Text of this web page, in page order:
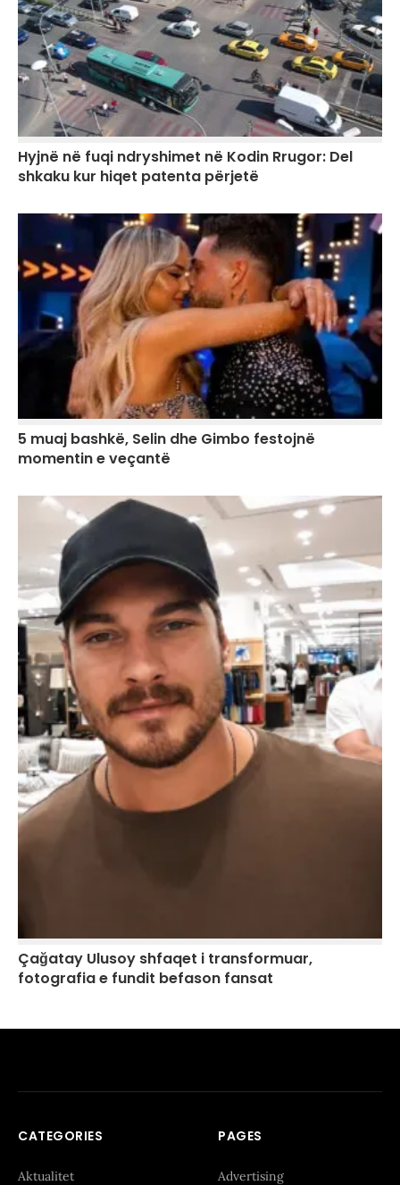
Hyjnë në fuqi ndryshimet në Kodin Rrugor: Del
shkaku kur hiqet patenta përjetë
5 muaj bashkë, Selin dhe Gimbo festojnë
momentin e veçantë
Çağatay Ulusoy shfaqet i transformuar,
fotografia e fundit befason fansat
CATEGORIES
Aktualitet
PAGES
Advertising